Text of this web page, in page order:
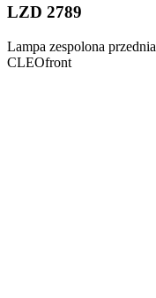
LZD 2789
Lampa zespolona przednia
CLEOfront